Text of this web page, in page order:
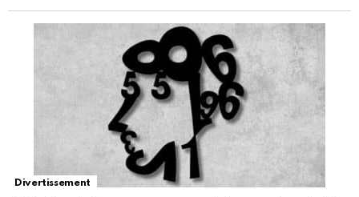
Divertissement